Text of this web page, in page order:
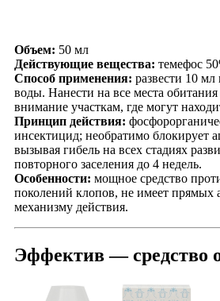
Объем: 50 мл
Действующие вещества: темефос
Способ применения: развести 10 мл
воды. Нанести на все места обитания
внимание участкам, где могут
Принцип действия:
инсектицид; необратимо блокирует
вызывая гибель на всех стадиях
повторного заселения до 4 недель.
Особенности: мощное средство
поколений клопов, не имеет прямых
механизму действия.
Эффектив — средство